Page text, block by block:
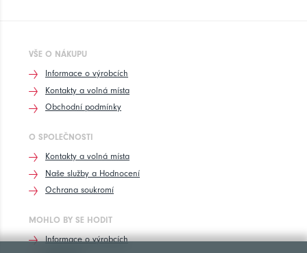
VŠE O NÁKUPU
Informace o výrobcích
Kontakty a volná místa
Obchodní podmínky
O SPOLEČNOSTI
Kontakty a volná místa
Naše služby a Hodnocení
Ochrana soukromí
MOHLO BY SE HODIT
Informace o výrobcích